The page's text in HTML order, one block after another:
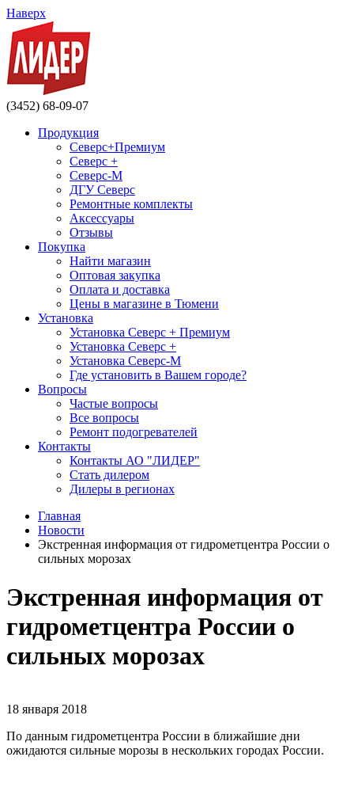
Наверх
(3452) 68-09-07
Продукция
Северс+Премиум
Северс +
Северс-М
ДГУ Северс
Ремонтные комплекты
Аксессуары
Отзывы
Покупка
Найти магазин
Оптовая закупка
Оплата и доставка
Цены в магазине в Тюмени
Установка
Установка Северс + Премиум
Установка Северс +
Установка Северс-М
Где установить в Вашем городе?
Вопросы
Частые вопросы
Все вопросы
Ремонт подогревателей
Контакты
Контакты АО "ЛИДЕР"
Стать дилером
Дилеры в регионах
Главная
Новости
Экстренная информация от гидрометцентра России о
сильных морозах
Экстренная информация от
гидрометцентра России о
сильных морозах
18 января 2018
По данным гидрометцентра России в ближайшие дни
ожидаются сильные морозы в нескольких городах России.